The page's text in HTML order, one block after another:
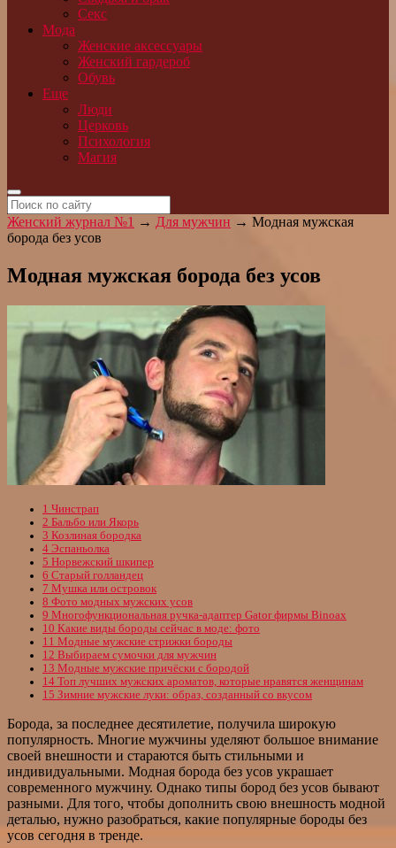
Секс
Мода
Женские аксессуары
Женский гардероб
Обувь
Еще
Люди
Церковь
Психология
Магия
Женский журнал №1 → Для мужчин → Модная мужская
борода без усов
Модная мужская борода без усов
1 Чинстрап
2 Бальбо или Якорь
3 Козлиная бородка
4 Эспаньолка
5 Норвежский шкипер
6 Старый голландец
7 Мушка или островок
8 Фото модных мужских усов
9 Многофункциональная ручка-адаптер Gator фирмы Binoax
10 Какие виды бороды сейчас в моде: фото
11 Модные мужские стрижки бороды
12 Выбираем сумочки для мужчин
13 Модные мужские причёски с бородой
14 Топ лучших мужских ароматов, которые нравятся женщинам
15 Зимние мужские луки: образ, созданный со вкусом
Борода, за последнее десятилетие, получила широкую
популярность. Многие мужчины уделяют большое внимание
своей внешности и стараются быть стильными и
индивидуальными. Модная борода без усов украшает
современного мужчину. Однако типы бород без усов бывают
разными. Для того, чтобы дополнить свою внешность модной
деталью, нужно разобраться, какие популярные бороды без
усов сегодня в тренде.